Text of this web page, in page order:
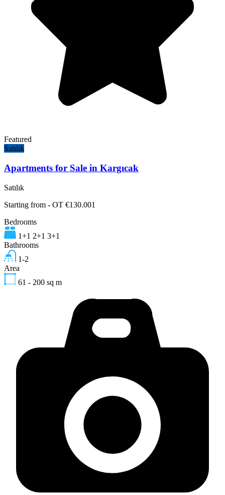
Featured
Satılık
Apartments for Sale in Kargıcak
Satılık
Starting from - OT €130.001
Bedrooms
1+1 2+1 3+1
Bathrooms
1-2
Area
61 - 200 sq m